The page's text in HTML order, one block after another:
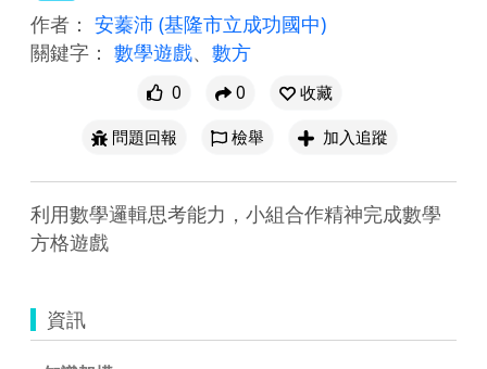
作者： 安蓁沛 (基隆市立成功國中)
關鍵字： 數學遊戲、 數方
0 0
收藏
問題回報
檢舉 加入追蹤
利用數學邏輯思考能力，小組合作精神完成數學
方格遊戲
資訊